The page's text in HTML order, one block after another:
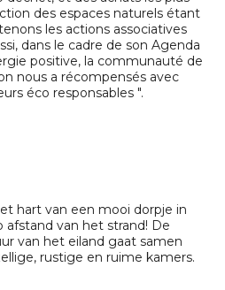
des espaces naturels étant
les actions associatives
dans le cadre de son Agenda
positive, la communauté de
nous a récompensés avec
éco responsables ".
hart van een mooi dorpje in
afstand van het strand! De
van het eiland gaat samen
rustige en ruime kamers.